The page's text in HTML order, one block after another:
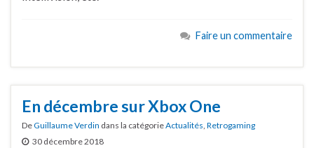
Faire un commentaire
En décembre sur Xbox One
DeGuillaume Verdin dans la catégorieActualités, Retrogaming
30 décembre 2018